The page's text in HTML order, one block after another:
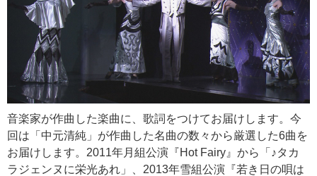
音楽家が作曲した楽曲に、歌詞をつけてお届けします。今
回は「中元清純」が作曲した名曲の数々から厳選した6曲を
お届けします。2011年月組公演『Hot Fairy』から「♪タカ
ラジェンヌに栄光あれ」、2013年雪組公演『若き日の唄は